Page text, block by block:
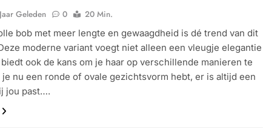
Geleden 0
20 Min.
bob met meer lengte en gewaagdheid is dé trend van dit
moderne variant voegt niet alleen een vleugje elegantie
ook de kans om je haar op verschillende manieren te
je nu een ronde of ovale gezichtsvorm hebt, er is altijd een
jou past….